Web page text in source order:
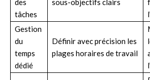
des
tâches
sous-objectifs clairs
Gestion
du
temps
dédié
Définir avec précision les
plages horaires de travail